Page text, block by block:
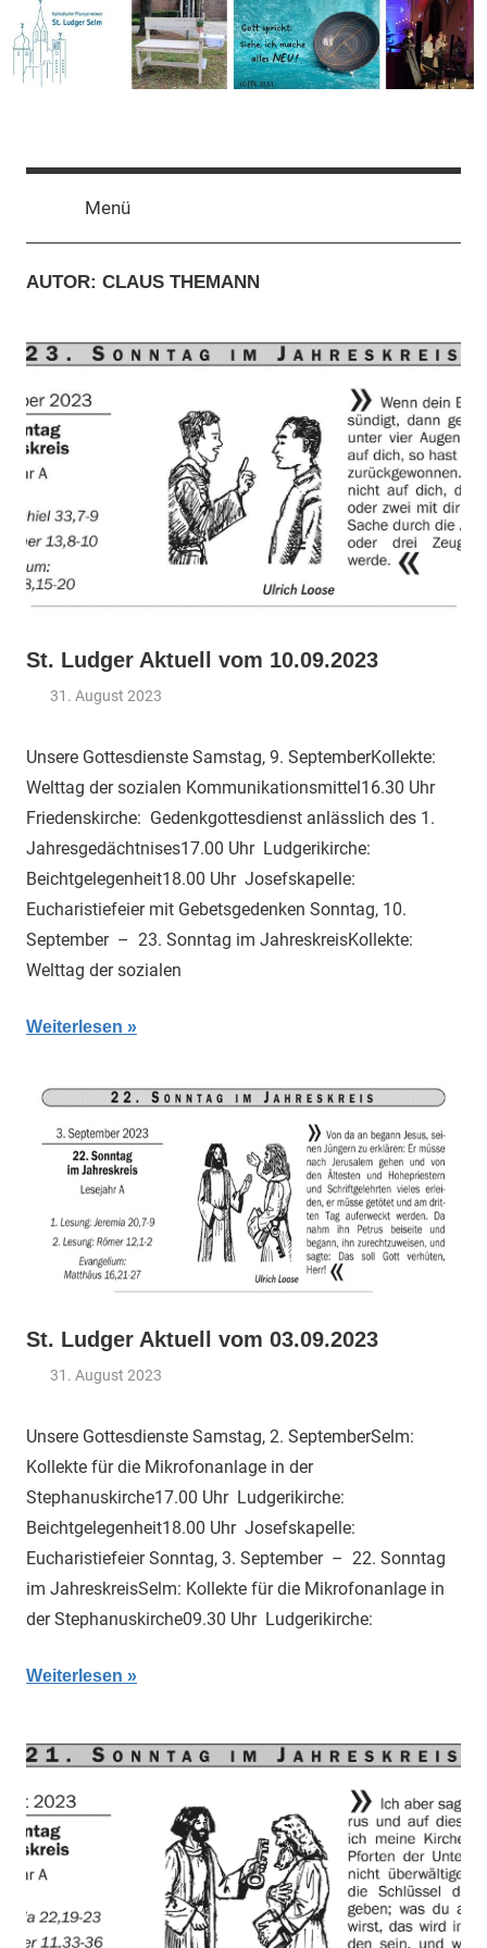
Inhalt
springen
Pfarrgemeinde
Ludger
Selm
Menü
AUTOR: CLAUS THEMANN
St. Ludger Aktuell vom 10.09.2023
31. August 2023
Themann
Unsere Gottesdienste Samstag, 9. SeptemberKollekte:
Welttag der sozialen Kommunikationsmittel16.30 Uhr
Friedenskirche: Gedenkgottesdienst anlässlich des 1.
Jahresgedächtnises17.00 Uhr Ludgerikirche:
Beichtgelegenheit18.00 Uhr Josefskapelle:
Eucharistiefeier mit Gebetsgedenken Sonntag, 10.
September – 23. Sonntag im JahreskreisKollekte:
Welttag der sozialen
Weiterlesen
St. Ludger Aktuell vom 03.09.2023
31. August 2023
Themann
Unsere Gottesdienste Samstag, 2. SeptemberSelm:
Kollekte für die Mikrofonanlage in der
Stephanuskirche17.00 Uhr Ludgerikirche:
Beichtgelegenheit18.00 Uhr Josefskapelle:
Eucharistiefeier Sonntag, 3. September – 22. Sonntag
im JahreskreisSelm: Kollekte für die Mikrofonanlage in
der Stephanuskirche09.30 Uhr Ludgerikirche:
Weiterlesen